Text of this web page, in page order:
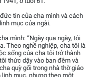
tin của cha mình và cách
mục của ngài.
mình: “Ngày qua ngày, tôi
Theo nghề nghiệp, cha tôi là
sống của cha tôi trở thành
thức dậy vào ban đêm và
quỳ gối trong nhà thờ giáo
linh mục, nhưng theo một